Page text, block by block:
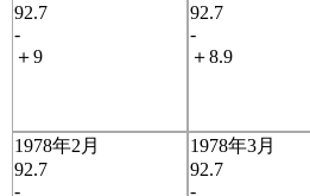
92.7
-
＋9
92.7
-
＋8.9
1978年2月
92.7
-
1978年3月
92.7
-